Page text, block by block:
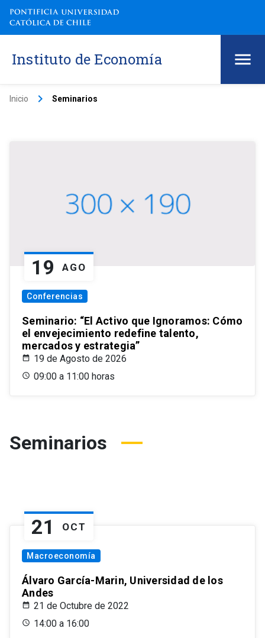
Instituto de Economía
Inicio keyboard_arrow_right Seminarios
19 AGO
Conferencias
Seminario: “El Activo que Ignoramos: Cómo
el envejecimiento redefine talento,
mercados y estrategia”
19 de Agosto de 2026
09:00 a 11:00 horas
Seminarios
21 OCT
Macroeconomía
Álvaro García-Marin, Universidad de los
Andes
21 de Octubre de 2022
14:00 a 16:00